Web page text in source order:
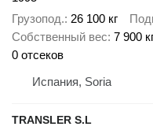
Грузопод. 26 100 кг
Собственный вес 7 900
0 отсеков
Испания, Soria
TRANSLER S.L